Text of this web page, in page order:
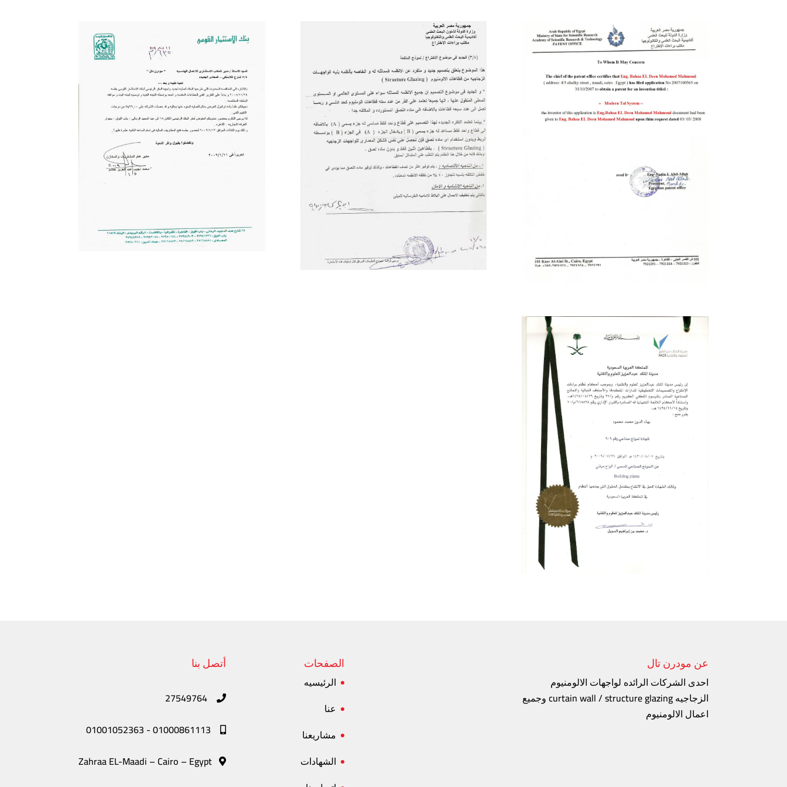
أتصل بنا
-
01001052363
Zahraa EL-Maadi – Cairo – Egypt
الصفحات
الرئيسيه
عنا
مشاريعنا
الشهادات
عن مودرن تال
احدى الشركات الرائده لواجهات الالومنيوم
الزجاجيه curtain wall / structure glazing وجميع
اعمال الالومنيوم